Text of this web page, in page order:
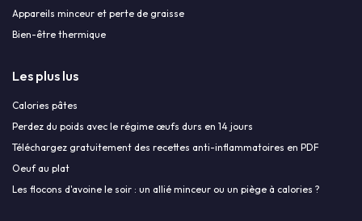
Appareils minceur et perte de graisse
Bien-être thermique
Les plus lus
Calories pâtes
Perdez du poids avec le régime œufs durs en 14 jours
Téléchargez gratuitement des recettes anti-inflammatoires en PDF
Oeuf au plat
Les flocons d'avoine le soir : un allié minceur ou un piège à calories ?